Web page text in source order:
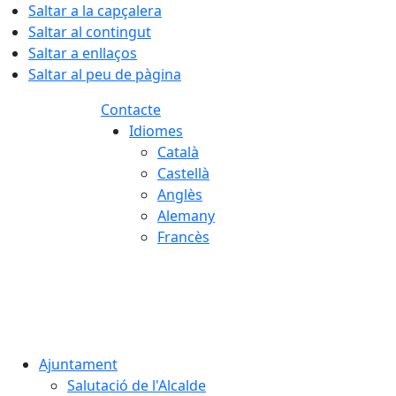
Saltar a la capçalera
Saltar al contingut
Saltar a enllaços
Saltar al peu de pàgina
Contacte
Idiomes
Català
Castellà
Anglès
Alemany
Francès
Ajuntament
Salutació de l'Alcalde